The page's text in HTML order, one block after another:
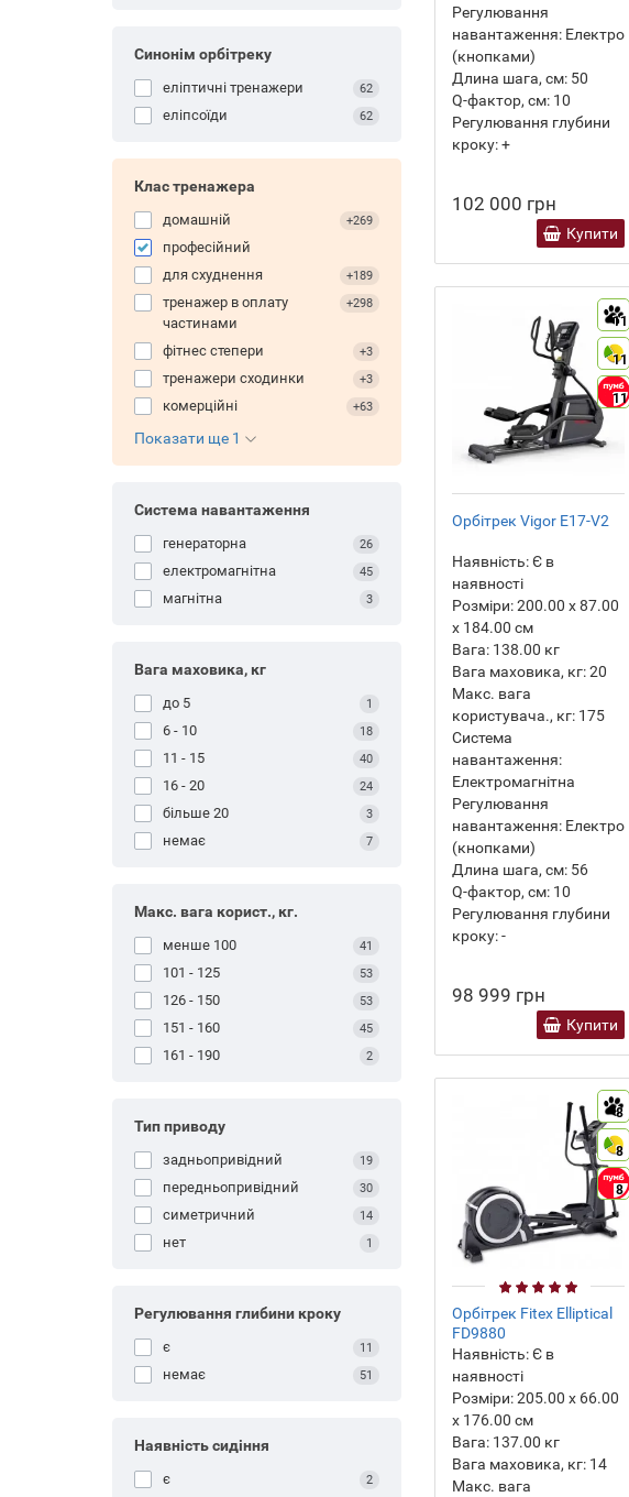
Синонім орбітреку
еліптичні тренажери 62
еліпсоїди 62
Клас тренажера
домашній +269
професійний
для схуднення
+189
тренажер в оплату
частинами
+298
фітнес степери +3
тренажери сходинки +3
комерційні +63
Показати ще 1
Система навантаження
генераторна 26
електромагнітна 45
магнітна 3
Вага маховика, кг
до 5 1
6 - 10 18
11 - 15 40
16 - 20 24
більше 20 3
немає 7
Макс. вага корист., кг.
менше 100 41
101 - 125 53
126 - 150 53
151 - 160 45
161 - 190 2
Тип приводу
задньопривідний 19
передньопривідний 30
симетричний 14
нет 1
Регулювання глибини кроку
є 11
немає 51
Наявність сидіння
є 2
Регулювання
навантаження:Електро
(кнопками)
Длина шага, см:50
Q-фактор, см:10
Регулювання глубини
кроку:+
102 000 грн
Купити
11
11
11
Орбітрек Vigor E17-V2
Наявність:Є в
наявності
Розміри:200.00 х 87.00
х 184.00 см
Вага: 138.00 кг
Вага маховика, кг:20
Макс. вага
користувача., кг:175
Система
навантаження:
Електромагнітна
Регулювання
навантаження:Електро
(кнопками)
Длина шага, см:56
Q-фактор, см:10
Регулювання глубини
кроку:-
98 999 грн
Купити
8
8
8
Орбітрек Fitex Elliptical
FD9880
Наявність:Є в
наявності
Розміри:205.00 х 66.00
х 176.00 см
Вага: 137.00 кг
Вага маховика, кг:14
Макс. вага